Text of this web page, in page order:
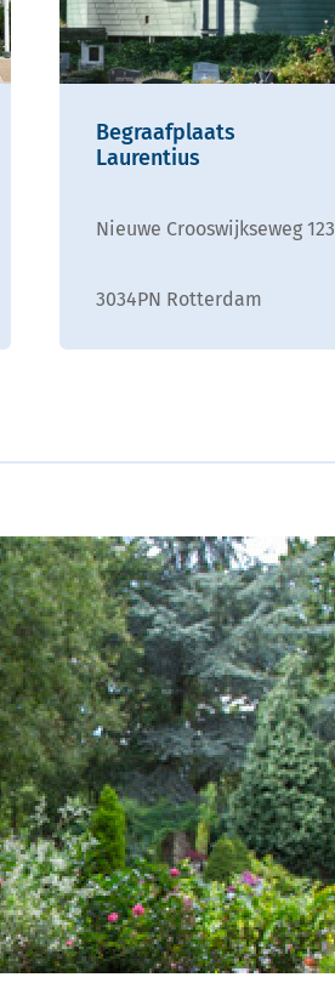
Begraafplaats
Laurentius
Nieuwe Crooswijkseweg 123
3034PN Rotterdam